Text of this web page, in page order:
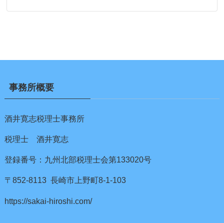
事務所概要
酒井寛志税理士事務所
税理士 酒井寛志
登録番号：九州北部税理士会第133020号
〒852-8113 長崎市上野町8-1-103
https://sakai-hiroshi.com/